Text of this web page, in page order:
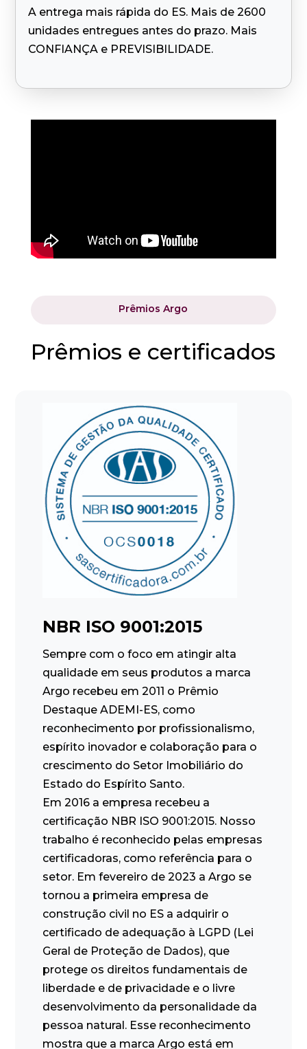
A entrega mais rápida do ES. Mais de 2600
unidades entregues antes do prazo. Mais
CONFIANÇA e PREVISIBILIDADE.
Prêmios Argo
Prêmios e certificados
NBR ISO 9001:2015
Sempre com o foco em atingir alta
qualidade em seus produtos a marca
Argo recebeu em 2011 o Prêmio
Destaque ADEMI-ES, como
reconhecimento por profissionalismo,
espírito inovador e colaboração para o
crescimento do Setor Imobiliário do
Estado do Espírito Santo.
Em 2016 a empresa recebeu a
certificação NBR ISO 9001:2015. Nosso
trabalho é reconhecido pelas empresas
certificadoras, como referência para o
setor. Em fevereiro de 2023 a Argo se
tornou a primeira empresa de
construção civil no ES a adquirir o
certificado de adequação à LGPD (Lei
Geral de Proteção de Dados), que
protege os direitos fundamentais de
liberdade e de privacidade e o livre
desenvolvimento da personalidade da
pessoa natural. Esse reconhecimento
mostra que a marca Argo está em